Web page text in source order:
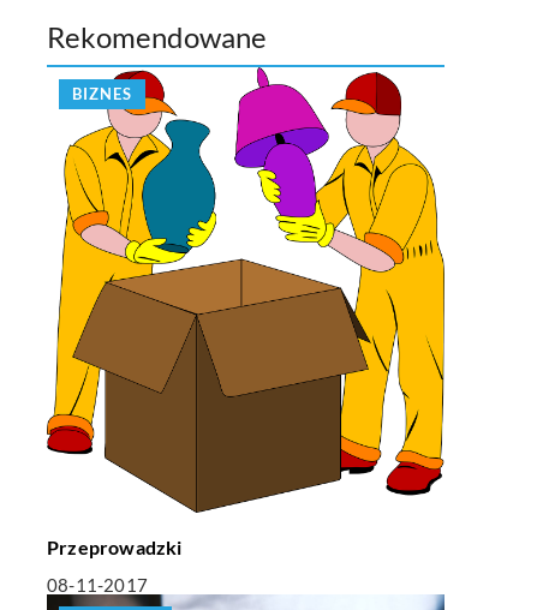
Rekomendowane
BIZNES
Przeprowadzki
08-11-2017